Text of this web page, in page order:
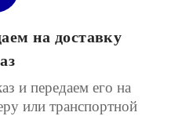
на доставку
и передаем его на
или транспортной